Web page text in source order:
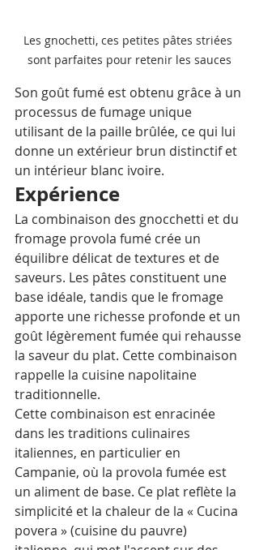
Les gnochetti, ces petites pâtes striées
sont parfaites pour retenir les sauces
Son goût fumé est obtenu grâce à un
processus de fumage unique
utilisant de la paille brûlée, ce qui lui
donne un extérieur brun distinctif et
un intérieur blanc ivoire.
Expérience
La combinaison des gnocchetti et du
fromage provola fumé crée un
équilibre délicat de textures et de
saveurs. Les pâtes constituent une
base idéale, tandis que le fromage
apporte une richesse profonde et un
goût légèrement fumée qui rehausse
la saveur du plat. Cette combinaison
rappelle la cuisine napolitaine
traditionnelle.
Cette combinaison est enracinée
dans les traditions culinaires
italiennes, en particulier en
Campanie, où la provola fumée est
un aliment de base. Ce plat reflète la
simplicité et la chaleur de la « Cucina
povera » (cuisine du pauvre)